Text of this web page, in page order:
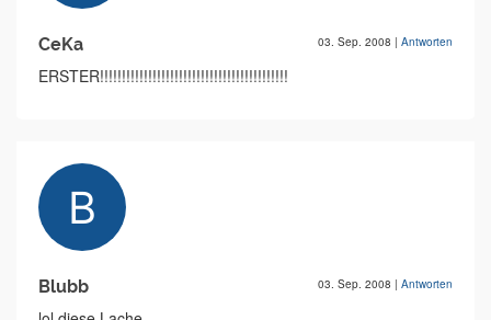
CeKa 03. Sep. 2008 | Antworten
ERSTER!!!!!!!!!!!!!!!!!!!!!!!!!!!!!!!!!!!!!!!!!!!
Blubb 03. Sep. 2008 | Antworten